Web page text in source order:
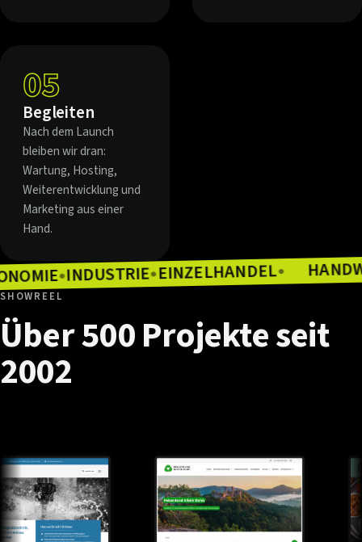
05
Begleiten
Nach dem Launch
bleiben wir dran:
Wartung, Hosting,
Weiterentwicklung und
Marketing aus einer
Hand.
●INDUSTRIE●EINZELHANDEL●
SHOWREEL
Über500Projekteseit
2002